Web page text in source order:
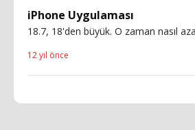
iPhone Uygulaması
18.7, 18'den büyük. O zaman nasıl
12 yıl önce